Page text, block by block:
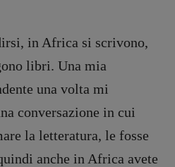
in Africa si scrivono,
libri. Una mia
una volta mi
conversazione in cui
la letteratura, le fosse
anche in Africa avete